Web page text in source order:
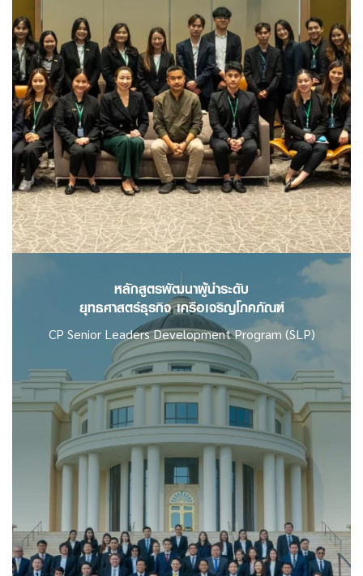
อ่านเพิ่มเติม
หลักสูตรพัฒนาผู้นำระดับ
ยุทธศาสตร์ธุรกิจเครือเจริญโภคภัณฑ์
CP Senior Leaders Development Program (SLP)